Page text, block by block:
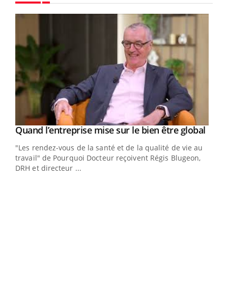
Youtube
Quand l’entreprise mise sur le bien être global
"Les rendez-vous de la santé et de la qualité de vie au
travail" de Pourquoi Docteur reçoivent Régis Blugeon,
DRH et directeur ...